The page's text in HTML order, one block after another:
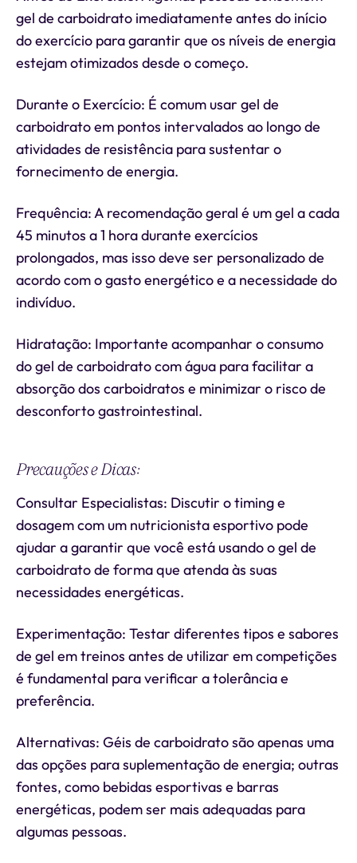
gel de carboidrato imediatamente antes do início
do exercício para garantir que os níveis de energia
estejam otimizados desde o começo.
Durante o Exercício: É comum usar gel de
carboidrato em pontos intervalados ao longo de
atividades de resistência para sustentar o
fornecimento de energia.
Frequência: A recomendação geral é um gel a cada
45 minutos a 1 hora durante exercícios
prolongados, mas isso deve ser personalizado de
acordo com o gasto energético e a necessidade do
indivíduo.
Hidratação: Importante acompanhar o consumo
do gel de carboidrato com água para facilitar a
absorção dos carboidratos e minimizar o risco de
desconforto gastrointestinal.
Precauções e Dicas:
Consultar Especialistas: Discutir o timing e
dosagem com um nutricionista esportivo pode
ajudar a garantir que você está usando o gel de
carboidrato de forma que atenda às suas
necessidades energéticas.
Experimentação: Testar diferentes tipos e sabores
de gel em treinos antes de utilizar em competições
é fundamental para verificar a tolerância e
preferência.
Alternativas: Géis de carboidrato são apenas uma
das opções para suplementação de energia; outras
fontes, como bebidas esportivas e barras
energéticas, podem ser mais adequadas para
algumas pessoas.